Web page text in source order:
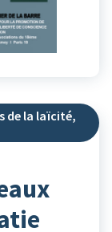
de la laïcité,